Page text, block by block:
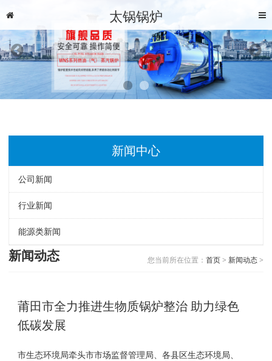
太锅锅炉
新闻中心
公司新闻
行业新闻
能源类新闻
新闻动态 您当前所在位置： 首页> 新闻动态>
莆田市全力推进生物质锅炉整治 助力绿色
低碳发展
市生态环境局牵头市市场监督管理局、各县区生态环境局、